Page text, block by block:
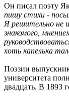
Он писал поэту
пишу стихи -
Я решительно не
знакомого,
хоть капелька
Поэзии
университета
двадцать. В 1893